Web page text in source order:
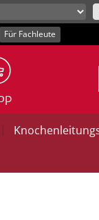
Für Fachleute
|